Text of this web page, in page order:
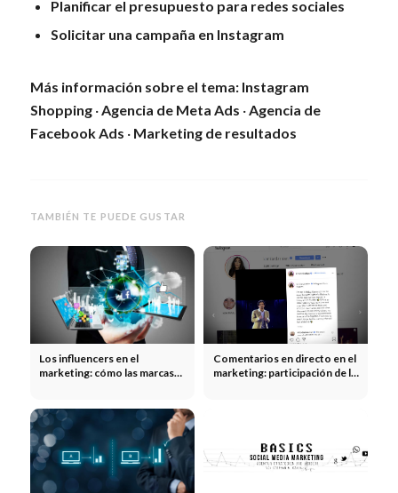
Planificar el presupuesto para redes sociales
Solicitar una campaña en Instagram
Más información sobre el tema: Instagram
Shopping·Agencia de Meta Ads ·Agencia de
Facebook Ads · Marketing de resultados
TAMBIÉN TE PUEDE GUSTAR
Los influencers en el
marketing: cómo las marcas
Comentarios en directo en el
marketing: participación de la